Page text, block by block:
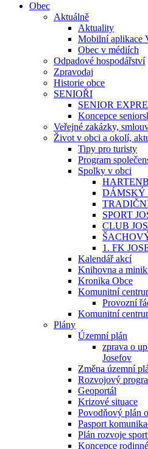
Obec
Aktuálně
Aktuality
Mobilní aplikace
Obec v médiích
Odpadové hospodářství
Zpravodaj
Historie obce
SENIOŘI
SENIOR
Koncepce
Veřejné zakázky,
Život v obci a okolí,
Tipy pro turisty
Program
Spolky v obci
DÁMSKÝ
SPORT
CLUB
1. FK
Kalendář akcí
Knihovna a
Kronika Obce
Komunitní
Provozní
Komunitní
Plány
Územní plán
zprava o
Josefov
Změna územní
Rozvojový
Geoportál
Krizové situace
Povodňový plán
Pasport
Plán rozvoje
Koncepce